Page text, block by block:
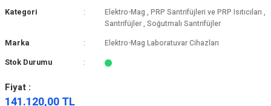
Kategori Elektro-Mag , PRP Santrifüjleri ve PRP Isıtıcıları ,
Santrifüjler , Soğutmalı Santrifüjler
Marka Elektro-Mag Laboratuvar Cihazları
Stok Durumu
Fiyat :
141.120,00 TL